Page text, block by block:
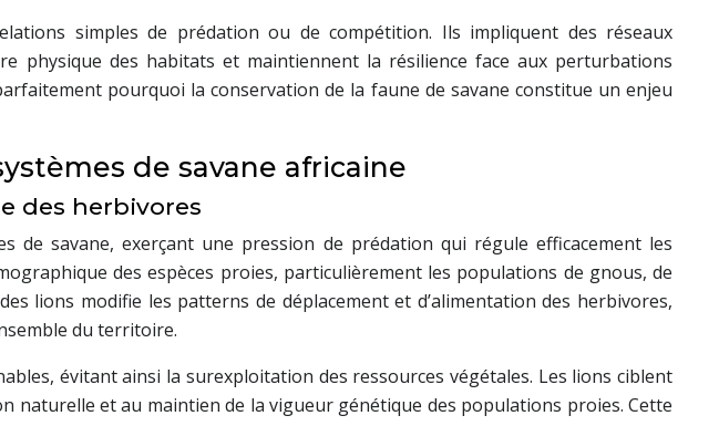
simples de prédation ou de compétition. Ils impliquent des réseaux
physique des habitats et maintiennent la résilience face aux perturbations
pourquoi la conservation de la faune de savane constitue un enjeu
de savane africaine
des herbivores
savane, exerçant une pression de prédation qui régule efficacement les
des espèces proies, particulièrement les populations de gnous, de
lions modifie les patterns de déplacement et d’alimentation des herbivores,
du territoire.
évitant ainsi la surexploitation des ressources végétales. Les lions ciblent
naturelle et au maintien de la vigueur génétique des populations proies. Cette